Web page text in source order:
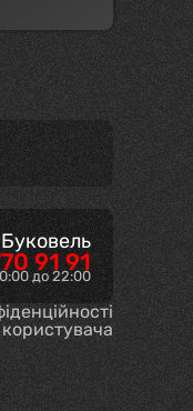
91 91
до 22:00